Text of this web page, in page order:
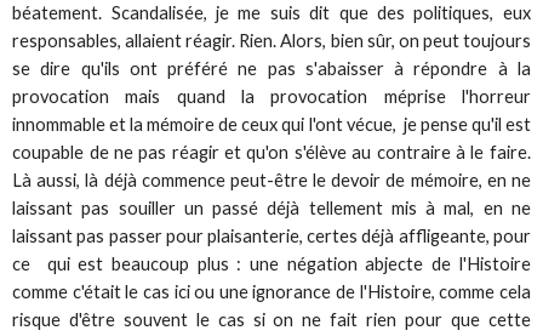
béatement. Scandalisée, je me suis dit que des politiques, eux
responsables, allaient réagir. Rien. Alors, bien sûr, on peut toujours
se dire qu'ils ont préféré ne pas s'abaisser à répondre à la
provocation mais quand la provocation méprise l'horreur
innommable et la mémoire de ceux qui l'ont vécue, je pense qu'il est
coupable de ne pas réagir et qu'on s'élève au contraire à le faire.
Là aussi, là déjà commence peut-être le devoir de mémoire, en ne
laissant pas souiller un passé déjà tellement mis à mal, en ne
laissant pas passer pour plaisanterie, certes déjà affligeante, pour
ce qui est beaucoup plus : une négation abjecte de l'Histoire
comme c'était le cas ici ou une ignorance de l'Histoire, comme cela
risque d'être souvent le cas si on ne fait rien pour que cette